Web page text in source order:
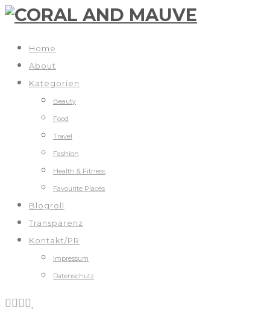
Home
About
Kategorien
Beauty
Food
Travel
Fashion
Health & Fitness
Favourite Places
Blogroll
Transparenz
Kontakt/PR
Impressum
Datenschutz